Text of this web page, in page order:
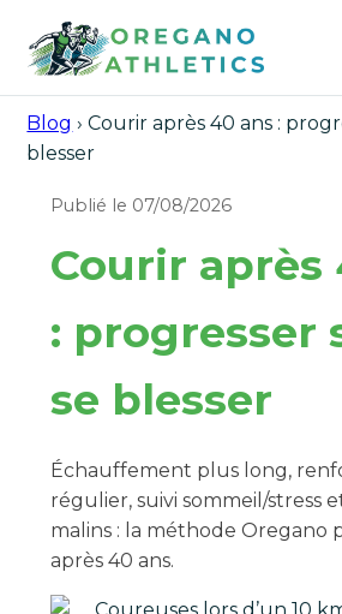
Blog › Courir après 40 ans :
blesser
Publié le 07/08/2026
Courir après
: progresser
se blesser
Échauffement plus long,
régulier, suivi sommeil/stress
malins : la méthode Oregano
après 40 ans.